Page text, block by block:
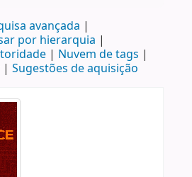
avançada
por hierarquia
Nuvem de tags
Sugestões de aquisição